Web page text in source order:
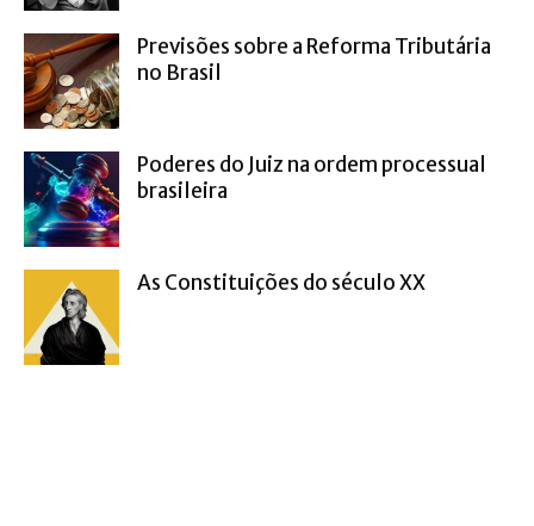
Previsões sobre a Reforma Tributária
no Brasil
Poderes do Juiz na ordem processual
brasileira
As Constituições do século XX